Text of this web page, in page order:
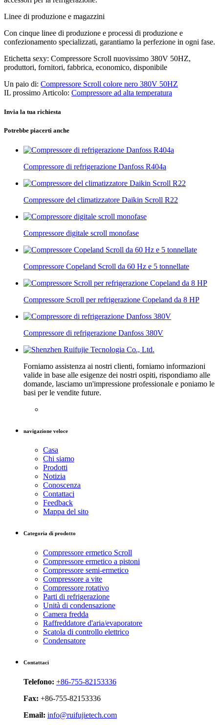
Linee di produzione e magazzini
Con cinque linee di produzione e processi di produzione e
confezionamento specializzati, garantiamo la perfezione in ogni fase.
Etichetta sexy: Compressore Scroll nuovissimo 380V 50HZ,
produttori, fornitori, fabbrica, economico, disponibile
Un paio di: Compressore Scroll colore nero 380V 50HZ
IL prossimo Articolo: Compressore ad alta temperatura
Invia la tua richiesta
Potrebbe piacerti anche
Compressore di refrigerazione Danfoss R404a
Compressore del climatizzatore Daikin Scroll R22
Compressore digitale scroll monofase
Compressore Copeland Scroll da 60 Hz e 5 tonnellate
Compressore Scroll per refrigerazione Copeland da 8 HP
Compressore di refrigerazione Danfoss 380V
Forniamo assistenza ai nostri clienti, forniamo informazioni
valide in base alle esigenze dei nostri ospiti, rispondiamo alle
domande, lasciamo un'impressione professionale e poniamo le
basi per le vendite future.
navigazione veloce
Casa
Chi siamo
Prodotti
Notizia
Conoscenza
Contattaci
Feedback
Mappa del sito
Categoria di prodotto
Compressore ermetico Scroll
Compressore ermetico a pistoni
Compressore semi-ermetico
Compressore a vite
Compressore rotativo
Parti di refrigerazione
Unità di condensazione
Camera fredda
Raffreddatore d'aria/evaporatore
Scatola di controllo elettrico
Condensatore
Contattaci
Telefono: +86-755-82153336
Fax: +86-755-82153336
Email: info@ruifujietech.com